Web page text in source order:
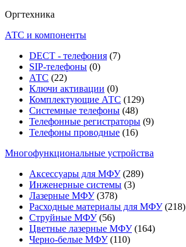
Оргтехника
АТС и компоненты
DECT - телефония (7)
SIP-телефоны (0)
АТС (22)
Ключи активации (0)
Комплектующие АТС (129)
Системные телефоны (48)
Телефонные регистраторы (9)
Телефоны проводные (16)
Многофункциональные устройства
Аксессуары для МФУ(289)
Инженерные системы (3)
Лазерные МФУ(378)
Расходные материалы для МФУ(218)
Струйные МФУ(56)
Цветные лазерные МФУ(164)
Черно-белые МФУ(110)